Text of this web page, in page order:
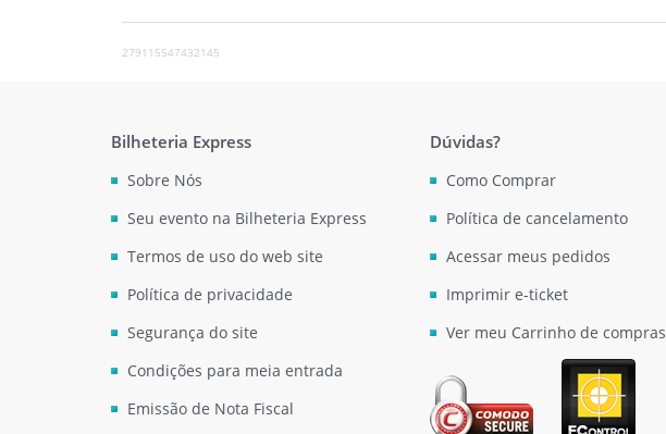
279115547432145
Bilheteria Express
Sobre Nós
Seu evento na Bilheteria Express
Termos de uso do web site
Política de privacidade
Segurança do site
Condições para meia entrada
Emissão de Nota Fiscal
Dúvidas?
Como Comprar
Política de cancelamento
Acessar meus pedidos
Imprimir e-ticket
Ver meu Carrinho de compras